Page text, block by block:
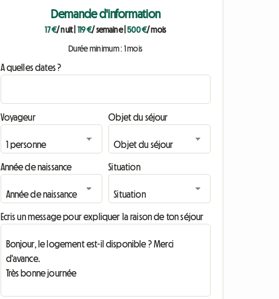
Demande d'information
17 €/ nuit| 119 €/ semaine|500 €/ mois
Durée minimum : 1 mois
A quelles dates ?
Voyageur Objet du séjour
Année de naissance Situation
Ecris un message pour expliquer la raison de ton séjour